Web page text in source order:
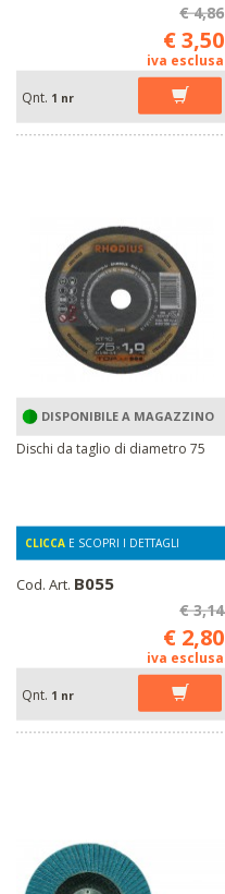
€ 4,86
€ 3,50
iva esclusa
Qnt. 1 nr
DISPONIBILE A MAGAZZINO
Dischi da taglio di diametro 75
CLICCA E SCOPRI I DETTAGLI
Cod. Art. B055
€ 3,14
€ 2,80
iva esclusa
Qnt. 1 nr